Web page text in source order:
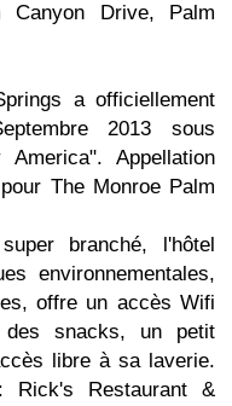
Drive, Palm
a officiellement
2013 sous
Appellation
The Monroe Palm
branché, l'hôtel
environnementales,
offre un accès Wifi
snacks, un petit
libre à sa laverie.
Rick's Restaurant &